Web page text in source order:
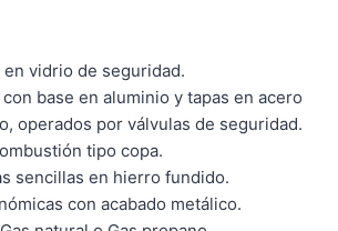
en vidrio de seguridad.
base en aluminio y tapas en acero
operados por válvulas de seguridad.
tipo copa.
sencillas en hierro fundido.
con acabado metálico.